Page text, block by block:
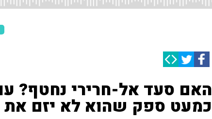
האם סעד אל-חרירי נחטף?
כמעט ספק שהוא לא יזם את